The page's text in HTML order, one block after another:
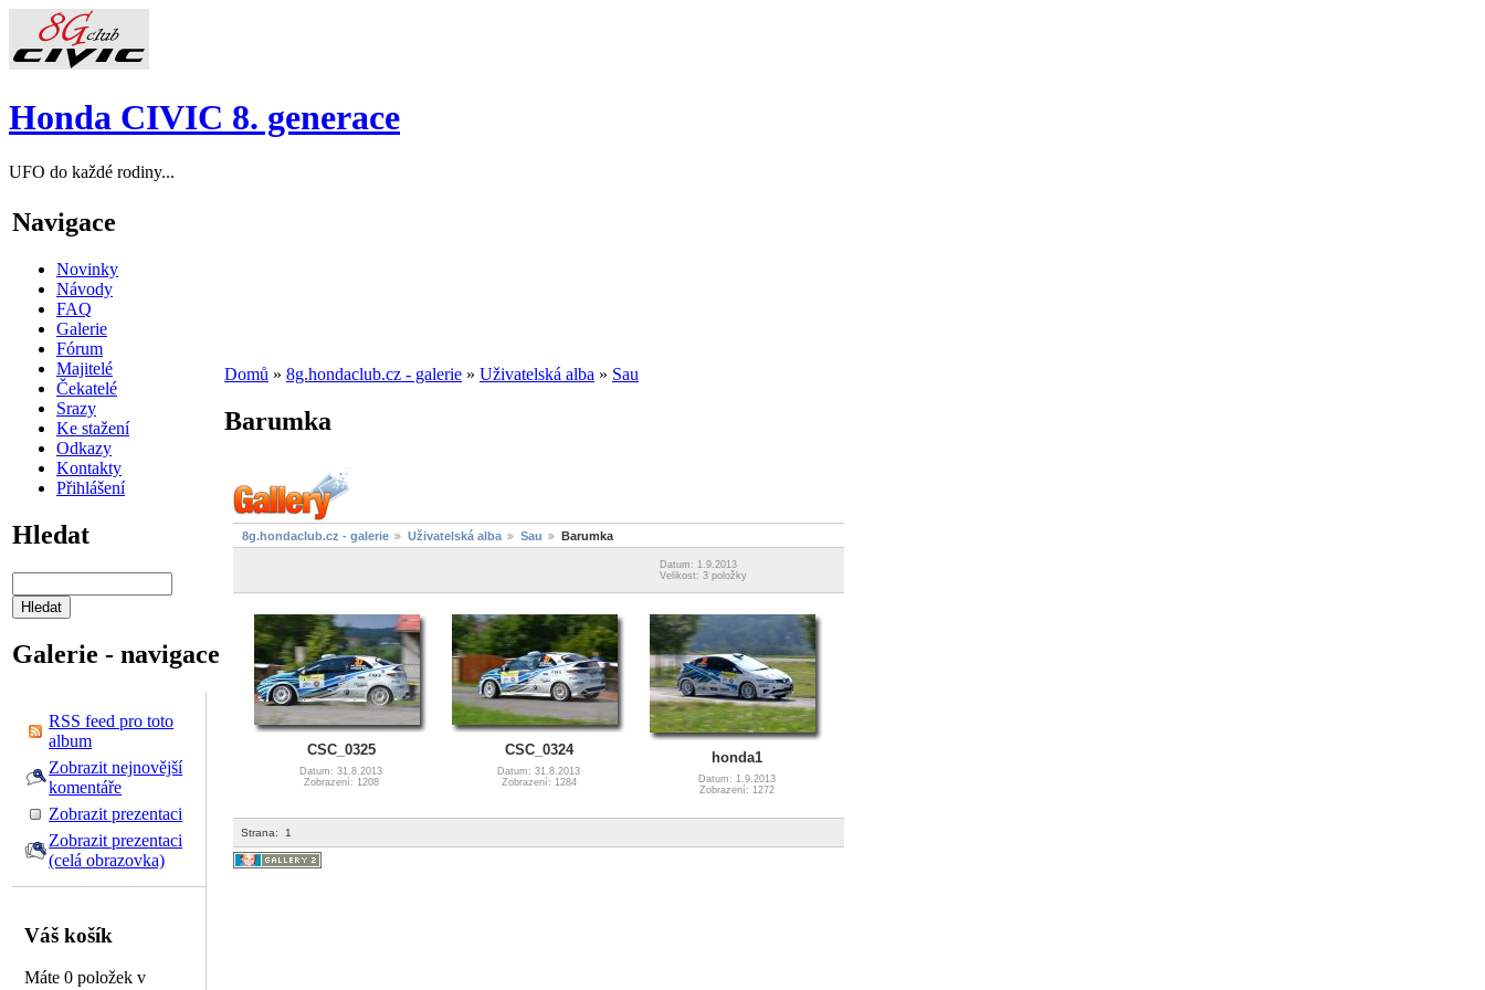
Honda CIVIC 8. generace
UFO do každé rodiny...
Navigace
Novinky
Návody
FAQ
Galerie
Fórum
Majitelé
Čekatelé
Srazy
Ke stažení
Odkazy
Kontakty
Přihlášení
Hledat
Galerie - navigace
RSS feed pro toto
album
Zobrazit nejnovější
komentáře
Zobrazit prezentaci
Zobrazit prezentaci
(celá obrazovka)
Váš košík
Máte 0 položek v
Domů » 8g.hondaclub.cz - galerie » Uživatelská alba » Sau
Barumka
8g.hondaclub.cz - galerie Uživatelská alba Sau Barumka
Datum: 1.9.2013
Velikost: 3 položky
CSC_0325
Datum: 31.8.2013
Zobrazení: 1208
CSC_0324
Datum: 31.8.2013
Zobrazení: 1284
honda1
Datum: 1.9.2013
Zobrazení: 1272
Strana: 1